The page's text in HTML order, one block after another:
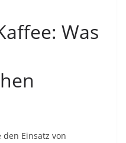
Was
Einsatz von